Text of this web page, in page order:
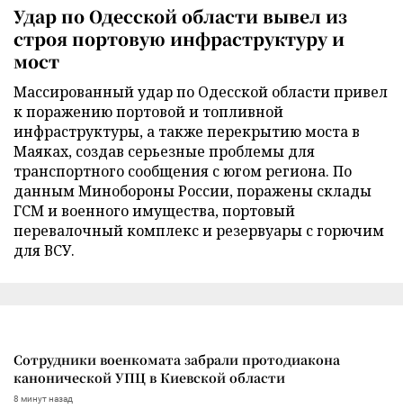
Удар по Одесской области вывел из
строя портовую инфраструктуру и
мост
Массированный удар по Одесской области привел
к поражению портовой и топливной
инфраструктуры, а также перекрытию моста в
Маяках, создав серьезные проблемы для
транспортного сообщения с югом региона. По
данным Минобороны России, поражены склады
ГСМ и военного имущества, портовый
перевалочный комплекс и резервуары с горючим
для ВСУ.
Сотрудники военкомата забрали протодиакона
канонической УПЦ в Киевской области
8 минут назад